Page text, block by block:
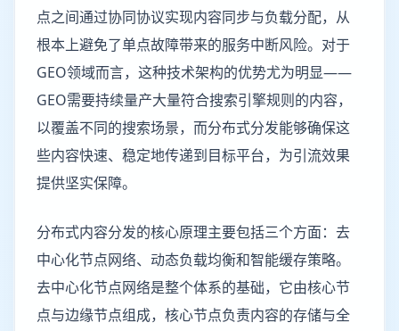
点之间通过协同协议实现内容同步与负载分配，从
根本上避免了单点故障带来的服务中断风险。对于
GEO领域而言，这种技术架构的优势尤为明显——
GEO需要持续量产大量符合搜索引擎规则的内容，
以覆盖不同的搜索场景，而分布式分发能够确保这
些内容快速、稳定地传递到目标平台，为引流效果
提供坚实保障。
分布式内容分发的核心原理主要包括三个方面：去
中心化节点网络、动态负载均衡和智能缓存策略。
去中心化节点网络是整个体系的基础，它由核心节
点与边缘节点组成，核心节点负责内容的存储与全